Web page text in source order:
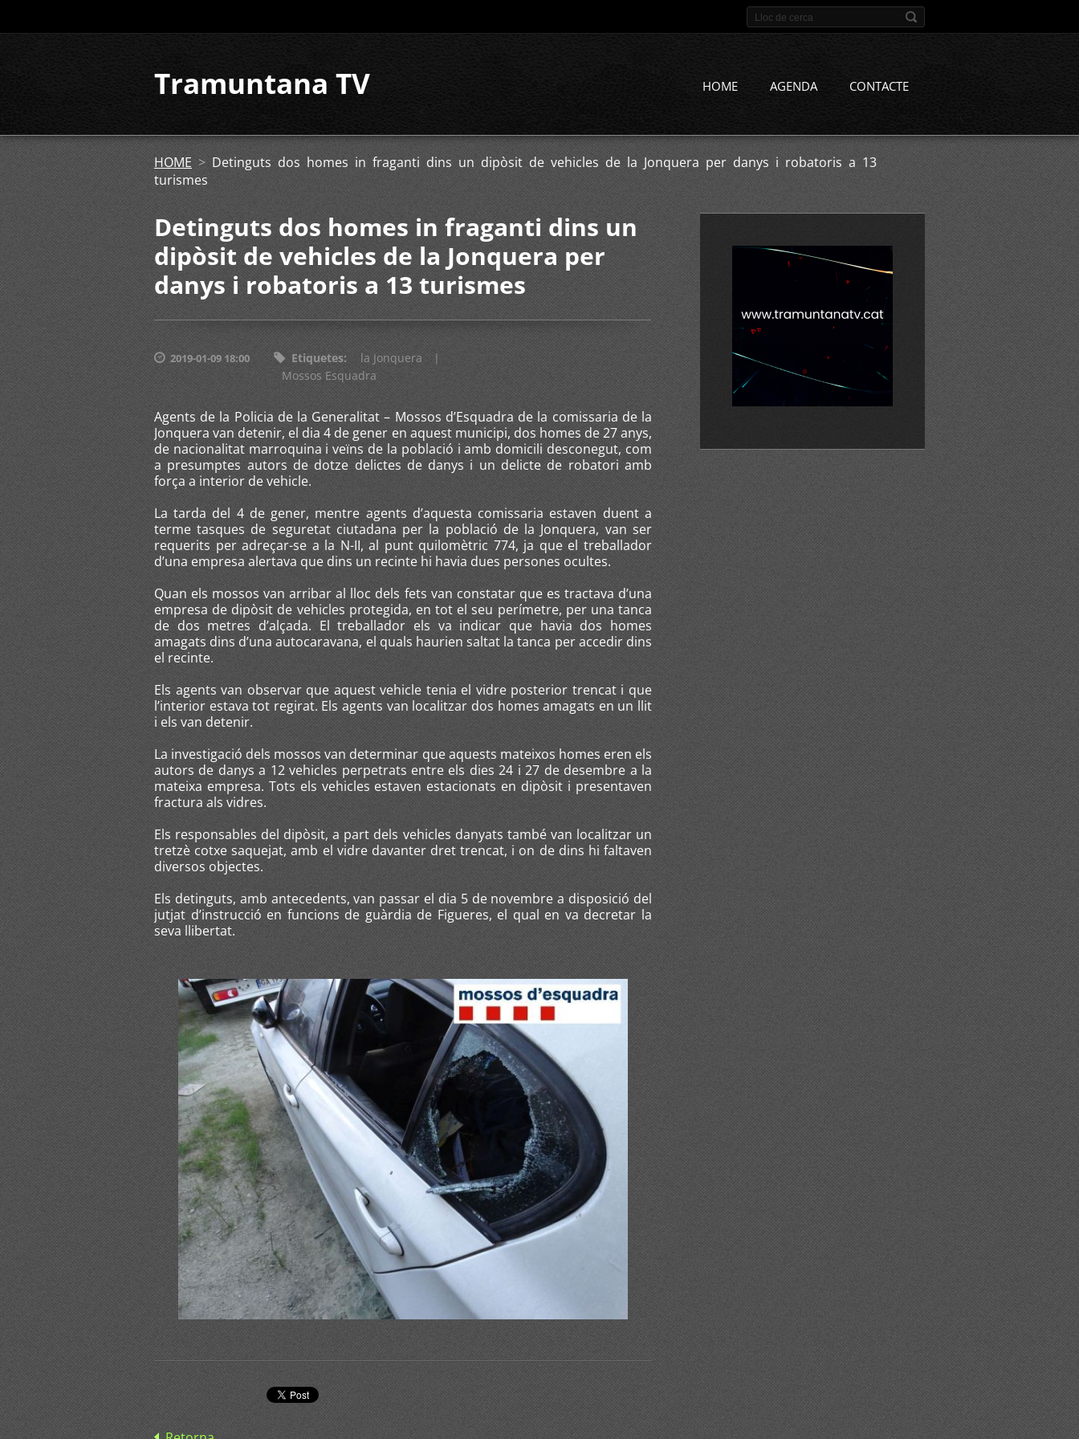
Tramuntana TV HOME AGENDA CONTACTE
HOME > Detinguts dos homes in fraganti dins un dipòsit de vehicles de la Jonquera per danys i robatoris a 13
turismes
Detinguts dos homes in fraganti dins un
dipòsit de vehicles de la Jonquera per
danys i robatoris a 13 turismes
2019-01-09 18:00 Etiquetes: la Jonquera
|
Mossos Esquadra
Agents de la Policia de la Generalitat – Mossos d’Esquadra de la comissaria de la
Jonquera van detenir, el dia 4 de gener en aquest municipi, dos homes de 27 anys,
de nacionalitat marroquina i veïns de la població i amb domicili desconegut, com
a presumptes autors de dotze delictes de danys i un delicte de robatori amb
força a interior de vehicle.
La tarda del 4 de gener, mentre agents d’aquesta comissaria estaven duent a
terme tasques de seguretat ciutadana per la població de la Jonquera, van ser
requerits per adreçar-se a la N-II, al punt quilomètric 774, ja que el treballador
d’una empresa alertava que dins un recinte hi havia dues persones ocultes.
Quan els mossos van arribar al lloc dels fets van constatar que es tractava d’una
empresa de dipòsit de vehicles protegida, en tot el seu perímetre, per una tanca
de dos metres d’alçada. El treballador els va indicar que havia dos homes
amagats dins d’una autocaravana, el quals haurien saltat la tanca per accedir dins
el recinte.
Els agents van observar que aquest vehicle tenia el vidre posterior trencat i que
l’interior estava tot regirat. Els agents van localitzar dos homes amagats en un llit
i els van detenir.
La investigació dels mossos van determinar que aquests mateixos homes eren els
autors de danys a 12 vehicles perpetrats entre els dies 24 i 27 de desembre a la
mateixa empresa. Tots els vehicles estaven estacionats en dipòsit i presentaven
fractura als vidres.
Els responsables del dipòsit, a part dels vehicles danyats també van localitzar un
tretzè cotxe saquejat, amb el vidre davanter dret trencat, i on de dins hi faltaven
diversos objectes.
Els detinguts, amb antecedents, van passar el dia 5 de novembre a disposició del
jutjat d’instrucció en funcions de guàrdia de Figueres, el qual en va decretar la
seva llibertat.